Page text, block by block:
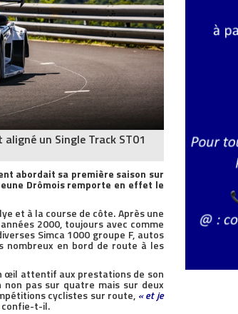
un Single Track ST01
abordait sa première saison sur
Drômois remporte en effet le
et à la course de côte. Après une
2000, toujours avec comme
Simca 1000 groupe F, autos
nombreux en bord de route à les
œil attentif aux prestations de son
pas sur quatre mais sur deux
cyclistes sur route, « et je
confie-t-il.